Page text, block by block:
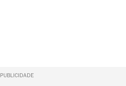
PUBLICIDADE